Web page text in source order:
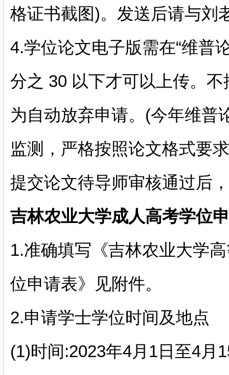
格证书截图)。发送后请与刘
4.学位论文电子版需在“维普
分之 30 以下才可以上传。
为自动放弃申请。(今年维普
监测，严格按照论文格式要
提交论文待导师审核通过后
吉林农业大学成人高考学位
1.准确填写《吉林农业大学
位申请表》见附件。
2.申请学士学位时间及地点
(1)时间:2023年4月1日至4月